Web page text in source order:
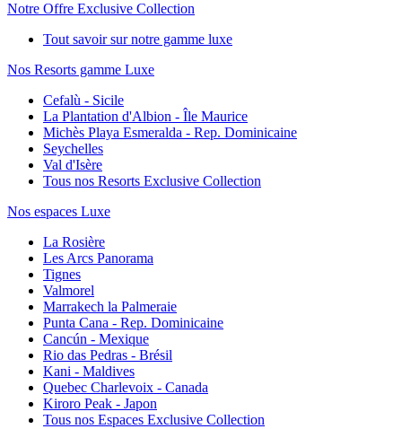
Notre Offre Exclusive Collection
Tout savoir sur notre gamme luxe
Nos Resorts gamme Luxe
Cefalù - Sicile
La Plantation d'Albion - Île Maurice
Michès Playa Esmeralda - Rep. Dominicaine
Seychelles
Val d'Isère
Tous nos Resorts Exclusive Collection
Nos espaces Luxe
La Rosière
Les Arcs Panorama
Tignes
Valmorel
Marrakech la Palmeraie
Punta Cana - Rep. Dominicaine
Cancún - Mexique
Rio das Pedras - Brésil
Kani - Maldives
Quebec Charlevoix - Canada
Kiroro Peak - Japon
Tous nos Espaces Exclusive Collection